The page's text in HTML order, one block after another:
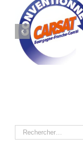
Espace
Incendie